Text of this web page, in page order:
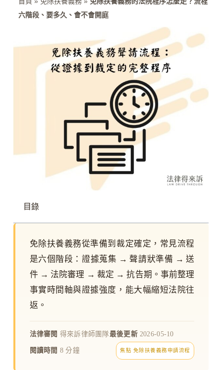
六階段、要多久、會不會開庭
目錄
免除扶養義務從準備到裁定確定，常見流程
是六個階段：證據蒐集 → 聲請狀準備 → 送
件 → 法院審理 → 裁定 → 抗告期。事前整理
事實時間軸與證據強度，能大幅縮短法院往
返。
法律審閱 得來訴律師團隊最後更新 2026-05-10
閱讀時間 8 分鐘 焦點 免除扶養義務申請流程